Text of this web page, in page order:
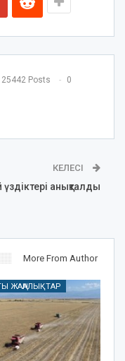
25442 Posts 0
КЕЛЕСІ
үздіктері анықталды
More From Author
ЖАҢАЛЫҚТАР